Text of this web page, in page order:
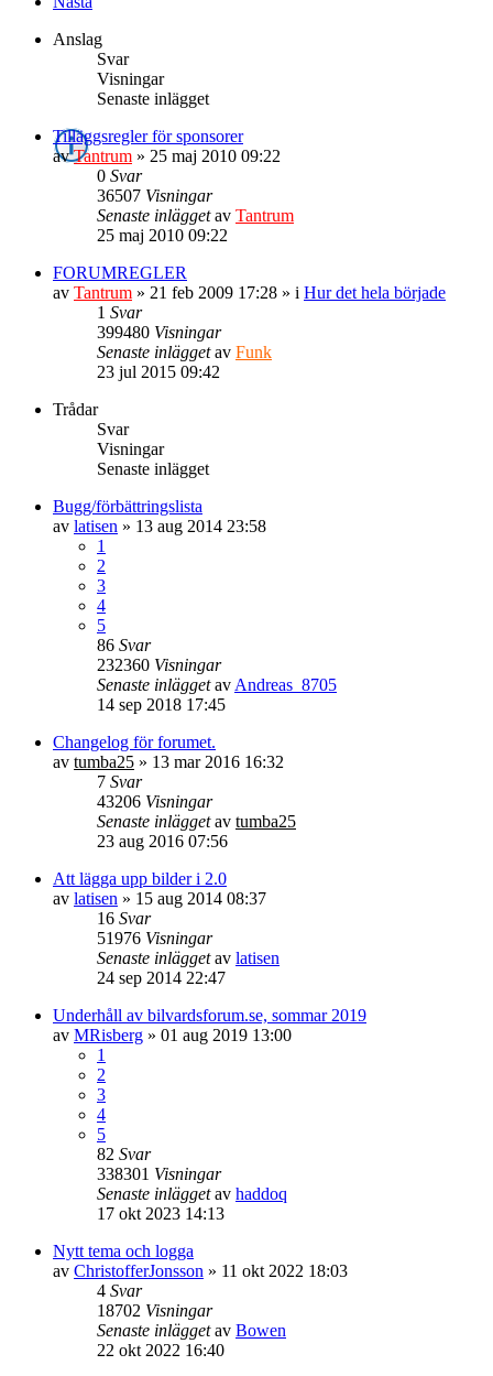
Anslag
Svar
Visningar
Senaste inlägget
Tilläggsregler för sponsorer
avTantrum » 25 maj 2010 09:22
0 Svar
36507 Visningar
Senaste inläggetav Tantrum
25 maj 2010 09:22
FORUMREGLER
av Tantrum » 21 feb 2009 17:28 » i Hur det hela började
1 Svar
399480 Visningar
Senaste inläggetav Funk
23 jul 2015 09:42
Trådar
Svar
Visningar
Senaste inlägget
Bugg/förbättringslista
av latisen » 13 aug 2014 23:58
1
2
3
4
5
86 Svar
232360 Visningar
Senaste inläggetav Andreas_8705
14 sep 2018 17:45
Changelog för forumet.
av tumba25 » 13 mar 2016 16:32
7 Svar
43206 Visningar
Senaste inläggetav tumba25
23 aug 2016 07:56
Att lägga upp bilder i 2.0
av latisen » 15 aug 2014 08:37
16 Svar
51976 Visningar
Senaste inläggetav latisen
24 sep 2014 22:47
Underhåll av bilvardsforum.se, sommar 2019
av MRisberg » 01 aug 2019 13:00
1
2
3
4
5
82 Svar
338301 Visningar
Senaste inläggetav haddoq
17 okt 2023 14:13
Nytt tema och logga
av ChristofferJonsson » 11 okt 2022 18:03
4 Svar
18702 Visningar
Senaste inläggetav Bowen
22 okt 2022 16:40